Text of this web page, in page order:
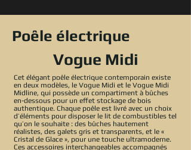
Poêle électrique
Vogue Midi
Cet élégant poêle électrique contemporain existe
en deux modèles, le Vogue Midi et le Vogue Midi
Midline, qui possède un compartiment à bûches
en-dessous pour un effet stockage de bois
authentique. Chaque poêle est livré avec un choix
d’éléments pour disposer le lit de combustibles tel
qu’on le souhaite : des bûches hautement
réalistes, des galets gris et transparents, et le «
Cristal de Glace », pour une touche ultramoderne.
Ces accessoires interchangeables accompagnés